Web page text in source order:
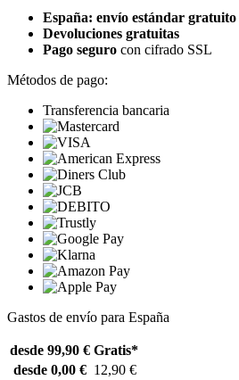
España: envío estándar gratuito
Devoluciones gratuitas
Pago seguro con cifrado SSL
Métodos de pago:
Transferencia bancaria
Gastos de envío para España
desde 99,90 € Gratis*
desde 0,00 € 12,90 €